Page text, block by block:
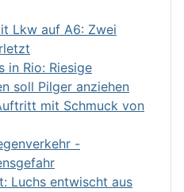
Lkw auf A6: Zwei
in Rio: Riesige
soll Pilger anziehen
mit Schmuck von
-
Luchs entwischt aus